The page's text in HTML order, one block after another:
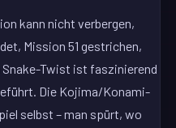
kann nicht verbergen,
Mission 51 gestrichen,
Snake-Twist ist faszinierend
Die Kojima/Konami-
selbst – man spürt, wo